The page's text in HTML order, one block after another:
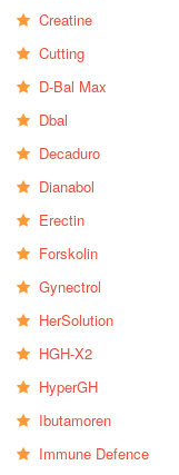
Creatine
Cutting
D-Bal Max
Dbal
Decaduro
Dianabol
Erectin
Forskolin
Gynectrol
HerSolution
HGH-X2
HyperGH
Ibutamoren
Immune Defence